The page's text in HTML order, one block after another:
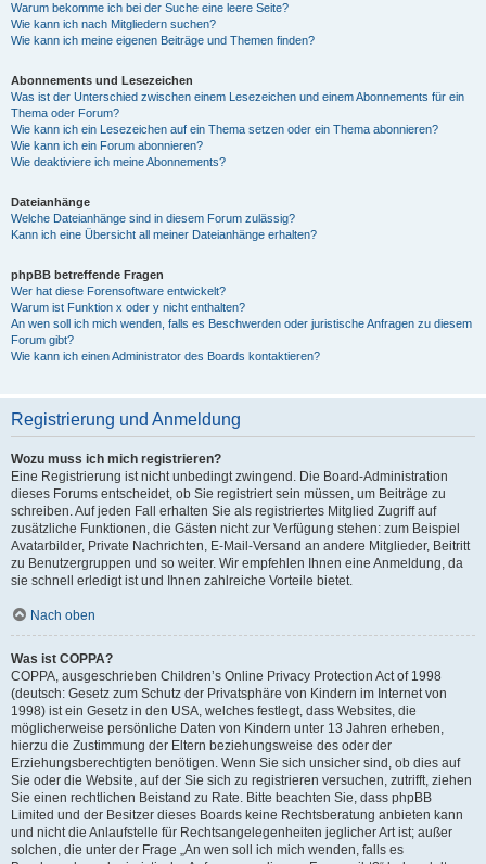
Warum bekomme ich bei der Suche eine leere Seite?
Wie kann ich nach Mitgliedern suchen?
Wie kann ich meine eigenen Beiträge und Themen finden?
Abonnements und Lesezeichen
Was ist der Unterschied zwischen einem Lesezeichen und einem Abonnements für ein
Thema oder Forum?
Wie kann ich ein Lesezeichen auf ein Thema setzen oder ein Thema abonnieren?
Wie kann ich ein Forum abonnieren?
Wie deaktiviere ich meine Abonnements?
Dateianhänge
Welche Dateianhänge sind in diesem Forum zulässig?
Kann ich eine Übersicht all meiner Dateianhänge erhalten?
phpBB betreffende Fragen
Wer hat diese Forensoftware entwickelt?
Warum ist Funktion x oder y nicht enthalten?
An wen soll ich mich wenden, falls es Beschwerden oder juristische Anfragen zu diesem
Forum gibt?
Wie kann ich einen Administrator des Boards kontaktieren?
Registrierung und Anmeldung
Wozu muss ich mich registrieren?
Eine Registrierung ist nicht unbedingt zwingend. Die Board-Administration
dieses Forums entscheidet, ob Sie registriert sein müssen, um Beiträge zu
schreiben. Auf jeden Fall erhalten Sie als registriertes Mitglied Zugriff auf
zusätzliche Funktionen, die Gästen nicht zur Verfügung stehen: zum Beispiel
Avatarbilder, Private Nachrichten, E-Mail-Versand an andere Mitglieder, Beitritt
zu Benutzergruppen und so weiter. Wir empfehlen Ihnen eine Anmeldung, da
sie schnell erledigt ist und Ihnen zahlreiche Vorteile bietet.
Nach oben
Was ist COPPA?
COPPA, ausgeschrieben Children’s Online Privacy Protection Act of 1998
(deutsch: Gesetz zum Schutz der Privatsphäre von Kindern im Internet von
1998) ist ein Gesetz in den USA, welches festlegt, dass Websites, die
möglicherweise persönliche Daten von Kindern unter 13 Jahren erheben,
hierzu die Zustimmung der Eltern beziehungsweise des oder der
Erziehungsberechtigten benötigen. Wenn Sie sich unsicher sind, ob dies auf
Sie oder die Website, auf der Sie sich zu registrieren versuchen, zutrifft, ziehen
Sie einen rechtlichen Beistand zu Rate. Bitte beachten Sie, dass phpBB
Limited und der Besitzer dieses Boards keine Rechtsberatung anbieten kann
und nicht die Anlaufstelle für Rechtsangelegenheiten jeglicher Art ist; außer
solchen, die unter der Frage „An wen soll ich mich wenden, falls es